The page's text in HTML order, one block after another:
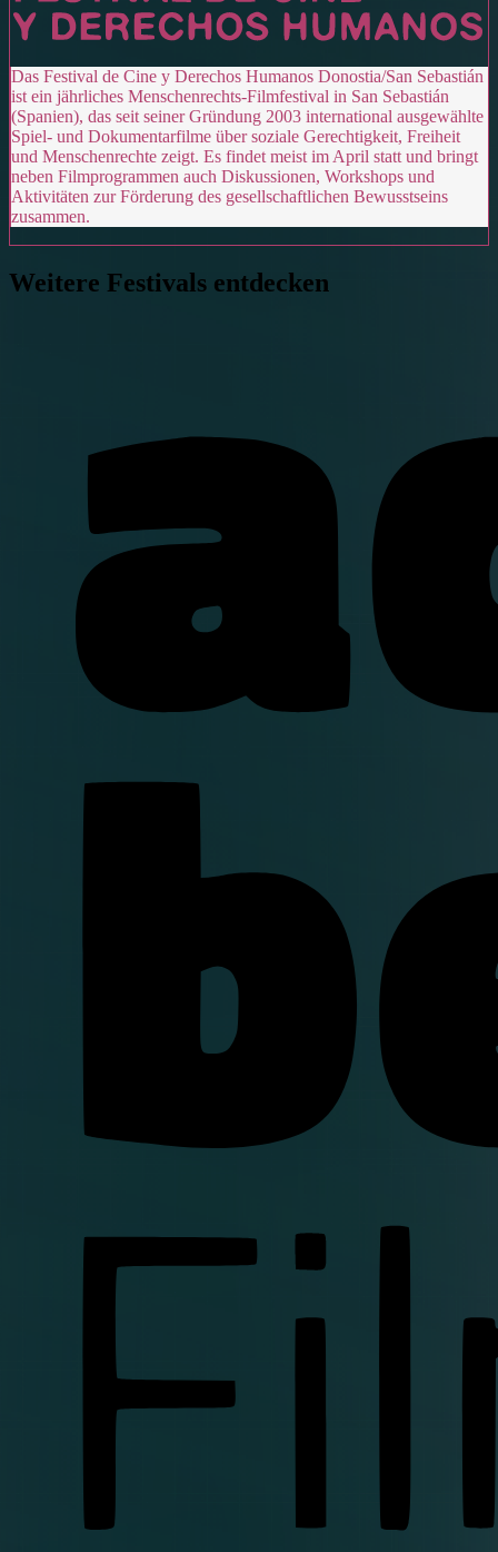
Das Festival de Cine y Derechos Humanos Donostia/San Sebastián
ist ein jährliches Menschenrechts-Filmfestival in San Sebastián
(Spanien), das seit seiner Gründung 2003 international ausgewählte
Spiel- und Dokumentarfilme über soziale Gerechtigkeit, Freiheit
und Menschenrechte zeigt. Es findet meist im April statt und bringt
neben Filmprogrammen auch Diskussionen, Workshops und
Aktivitäten zur Förderung des gesellschaftlichen Bewusstseins
zusammen.
Weitere Festivals entdecken